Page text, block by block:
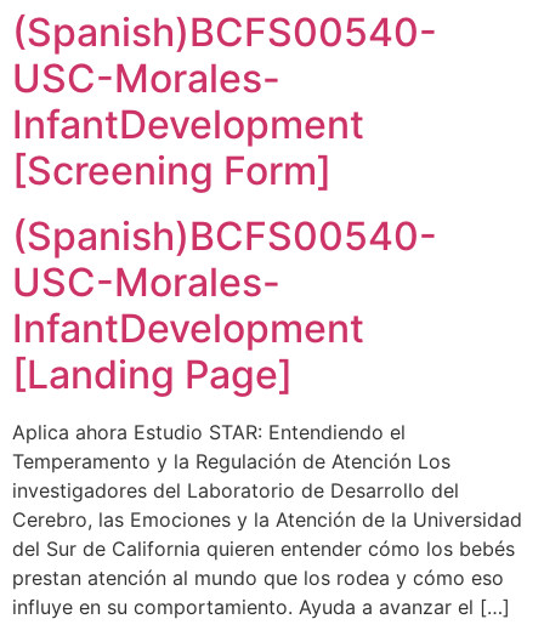
(Spanish)BCFS00540-
USC-Morales-
InfantDevelopment
[Screening Form]
(Spanish)BCFS00540-
USC-Morales-
InfantDevelopment
[Landing Page]
Aplica ahora Estudio STAR: Entendiendo el
Temperamento y la Regulación de Atención Los
investigadores del Laboratorio de Desarrollo del
Cerebro, las Emociones y la Atención de la Universidad
del Sur de California quieren entender cómo los bebés
prestan atención al mundo que los rodea y cómo eso
influye en su comportamiento. Ayuda a avanzar el […]